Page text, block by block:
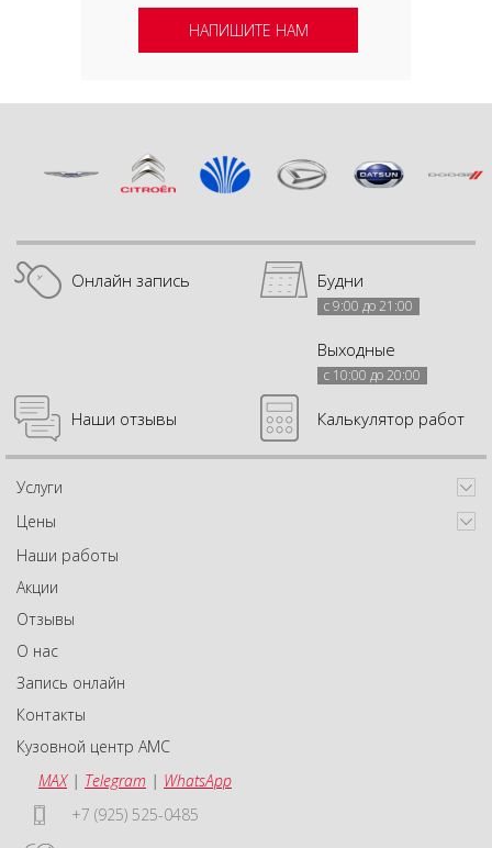
НАПИШИТЕ НАМ
Онлайн запись Будни
с 9:00 до 21:00
Выходные
с 10:00 до 20:00
Наши отзывы Калькулятор работ
Услуги
Цены
Наши работы
Акции
Отзывы
О нас
Запись онлайн
Контакты
Кузовной центр АМС
MAX| Telegram | WhatsApp
+7 (925) 525-0485